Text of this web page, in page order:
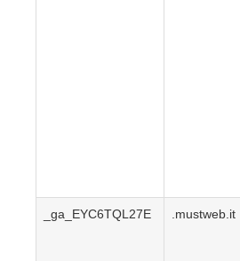
_ga_EYC6TQL27E .mustweb.it